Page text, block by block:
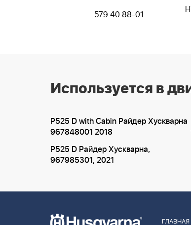
579 40 88-01
Используется в
P525 D with Cabin Райдер Хускварна
967848001 2018
P525 D Райдер Хускварна,
967985301, 2021
ГЛАВНАЯ